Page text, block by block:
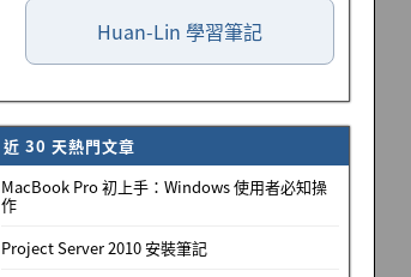
Huan-Lin 學習筆記
近 30 天熱門文章
MacBook Pro 初上手：Windows 使用者必知操
作
Project Server 2010 安裝筆記